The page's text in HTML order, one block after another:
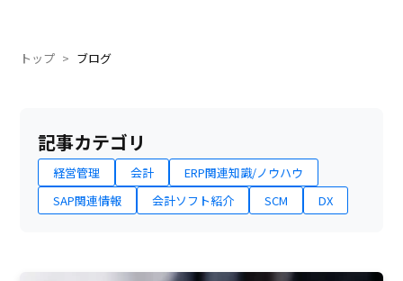
トップ ブログ
記事カテゴリ
経営管理 会計
ERP関連知識/ノウハウ
SAP関連情報
会計ソフト紹介 SCM DX